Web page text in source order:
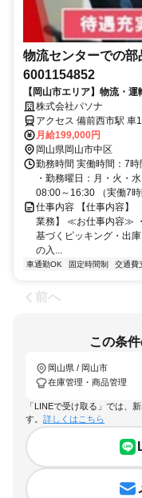
物流センターでの部
6001154852
【岡山市エリア】物流・
少なめのお仕事です
株式会社パソナ
アクセス 備前西市駅 車
月給199,000円
岡山県岡山市中区
勤務時間 実働時間：7
・勤務曜日：月・火・
08:00～16:30 （実働7時
仕事内容 【仕事内容】
業務】 ≪お仕事内容≫
基づくピッキング・出
の入...
車通勤OK 固定時間制 交通費
前へ
この条
岡山県 / 岡山市
在庫管理・商品管理
「LINEで受け取る」では、
す。 詳しくはこちら